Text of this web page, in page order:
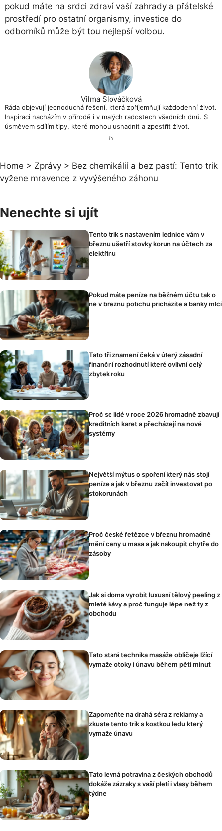
pokud máte na srdci zdraví vaší zahrady a přátelské
prostředí pro ostatní organismy, investice do
odborníků může být tou nejlepší volbou.
Vilma Slováčková
Ráda objevují jednoduchá řešení, která zpříjemňují každodenní život.
Inspiraci nacházím v přírodě i v malých radostech všedních dnů. S
úsměvem sdílím tipy, které mohou usnadnit a zpestřit život.
Home > Zprávy > Bez chemikálií a bez pastí: Tento trik
vyžene mravence z vyvýšeného záhonu
Nenechte si ujít
Tento trik s nastavením lednice vám v
březnu ušetří stovky korun na účtech za
elektřinu
Pokud máte peníze na běžném účtu tak o
ně v březnu potichu přicházíte a banky mlčí
Tato tři znamení čeká v úterý zásadní
finanční rozhodnutí které ovlivní celý
zbytek roku
Proč se lidé v roce 2026 hromadně zbavují
kreditních karet a přecházejí na nové
systémy
Největší mýtus o spoření který nás stojí
peníze a jak v březnu začít investovat po
stokorunách
Proč české řetězce v březnu hromadně
mění ceny u masa a jak nakoupit chytře do
zásoby
Jak si doma vyrobit luxusní tělový peeling z
mleté kávy a proč funguje lépe než ty z
obchodu
Tato stará technika masáže obličeje lžící
vymaže otoky i únavu během pěti minut
Zapomeňte na drahá séra z reklamy a
zkuste tento trik s kostkou ledu který
vymaže únavu
Tato levná potravina z českých obchodů
dokáže zázraky s vaší pletí i vlasy během
týdne